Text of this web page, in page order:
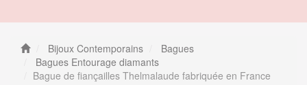
Bijoux Contemporains
Bagues
Bagues Entourage diamants
Bague de fiançailles Thelmalaude fabriquée en France